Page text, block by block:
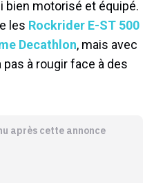
bien motorisé et équipé.
les Rockrider E-ST 500
Decathlon, mais avec
pas à rougir face à des
après cette annonce